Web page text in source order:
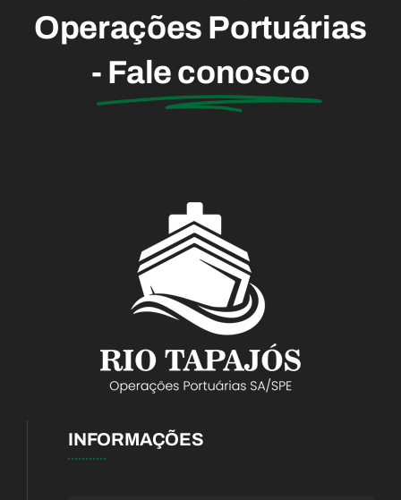
Operações Portuárias
- Fale conosco
INFORMAÇÕES